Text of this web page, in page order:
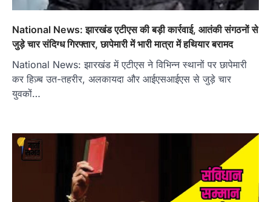
National News: झारखंड एटीएस की बड़ी कार्रवाई, आतंकी संगठनों से
जुड़े चार संदिग्ध गिरफ्तार, छापेमारी में भारी मात्रा में हथियार बरामद
National News: झारखंड में एटीएस ने विभिन्न स्थानों पर छापेमारी
कर हिज़्ब उत-तहरीर, अलकायदा और आईएसआईएस से जुड़े चार
युवकों…